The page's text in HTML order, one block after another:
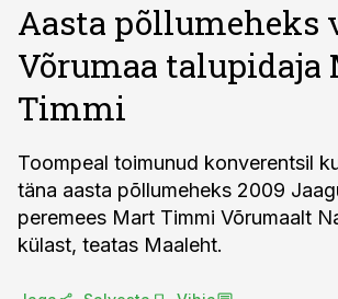
Aasta põllumeheks
Võrumaa talupidaja
Timmi
Toompeal toimunud konverentsil
täna aasta põllumeheks 2009
peremees Mart Timmi Võrumaalt
külast, teatas Maaleht.